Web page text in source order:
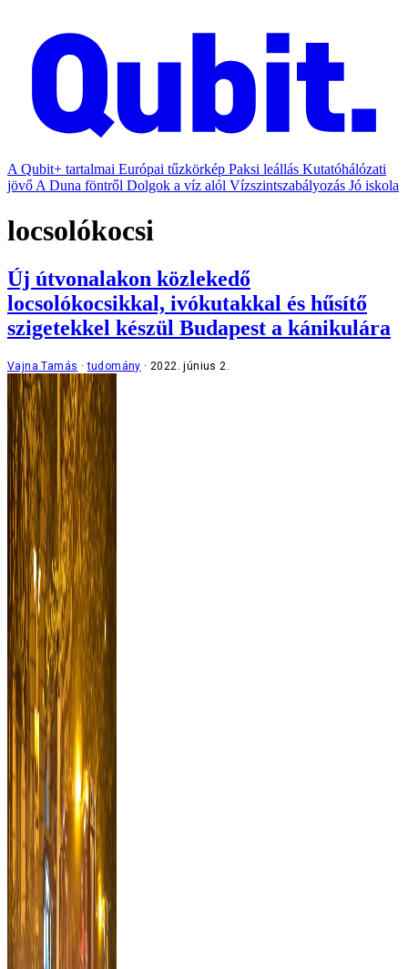
A Qubit+ tartalmai Európai tűzkörkép Paksi leállás Kutatóhálózati
jövő A Duna föntről Dolgok a víz alól Vízszintszabályozás Jó iskola
locsolókocsi
Új útvonalakon közlekedő
locsolókocsikkal, ivókutakkal és hűsítő
szigetekkel készül Budapest a kánikulára
Vajna Tamás tudomány 2022. június 2.